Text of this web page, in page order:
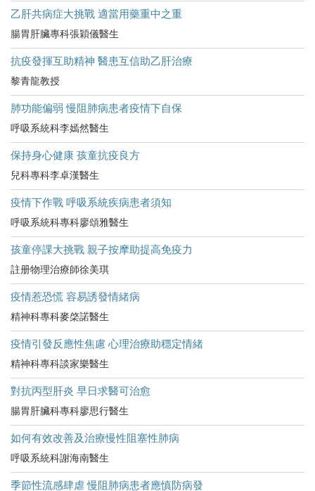
乙肝共病症大挑戰 適當用藥重中之重
腸胃肝臟專科張穎儀醫生
抗疫發揮互助精神 醫患互信助乙肝治療
黎青龍教授
肺功能偏弱 慢阻肺病患者疫情下自保
呼吸系統科李嫣然醫生
保持身心健康 孩童抗疫良方
兒科專科李卓漢醫生
疫情下作戰 呼吸系統疾病患者須知
呼吸系統科專科廖頌雅醫生
孩童停課大挑戰 親子按摩助提高免疫力
註册物理治療師徐美琪
疫情惹恐慌 容易誘發情緒病
精神科專科麥棨諾醫生
疫情引發反應性焦慮 心理治療助穩定情緒
精神科專科談家樂醫生
對抗丙型肝炎 早日求醫可治愈
腸胃肝臟科專科廖思行醫生
如何有效改善及治療慢性阻塞性肺病
呼吸系統科謝海南醫生
季節性流感肆虐 慢阻肺病患者應慎防病發